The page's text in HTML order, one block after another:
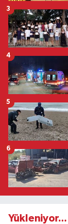
3
4
5
6
Yükleniyor...